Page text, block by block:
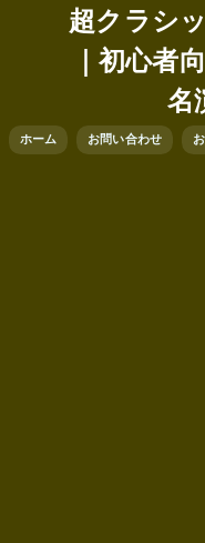
超クラシ
｜初心者
名
ホーム お問い合わせ